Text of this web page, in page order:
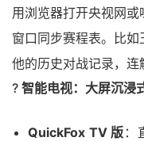
用浏览器打开央视网
窗口同步赛程表。比
他的历史对战记录，连
? 智能电视：大屏沉浸
QuickFox TV 版 ：